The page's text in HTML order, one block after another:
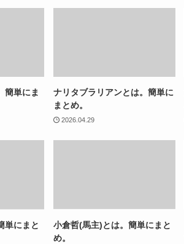
簡単にま
ナリタブラリアンとは。簡単に
まとめ。
2026.04.29
単にまと
小倉哲(馬主)とは。簡単にまと
め。